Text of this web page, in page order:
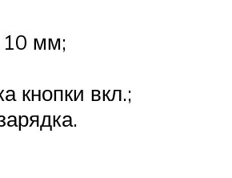
10 мм;
кнопки вкл.;